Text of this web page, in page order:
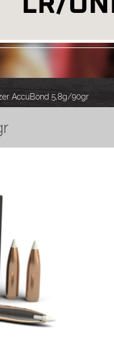
AccuBond 5,8g/90gr